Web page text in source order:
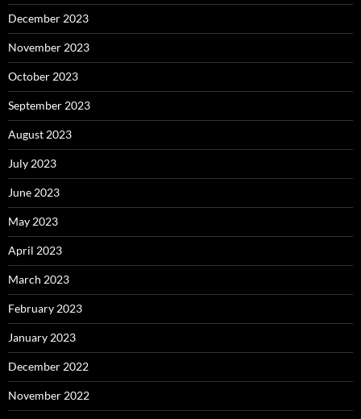
December 2023
November 2023
October 2023
September 2023
August 2023
July 2023
June 2023
May 2023
April 2023
March 2023
February 2023
January 2023
December 2022
November 2022